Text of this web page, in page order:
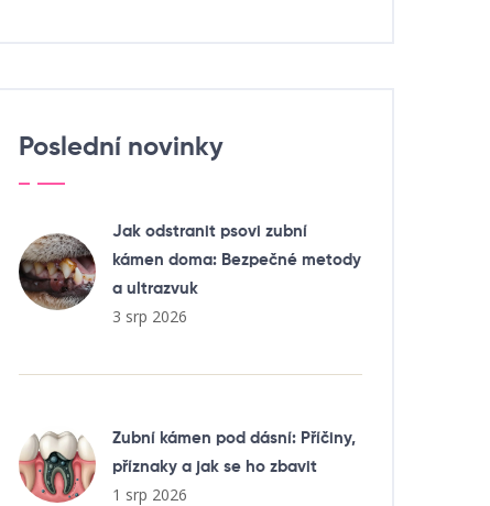
Poslední novinky
Jak odstranit psovi zubní
kámen doma: Bezpečné metody
a ultrazvuk
3 srp 2026
Zubní kámen pod dásní: Příčiny,
příznaky a jak se ho zbavit
1 srp 2026